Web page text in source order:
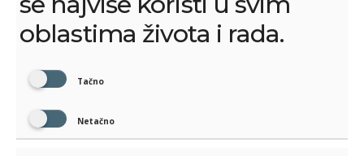
oblastima života i rada.
Tačno
Netačno